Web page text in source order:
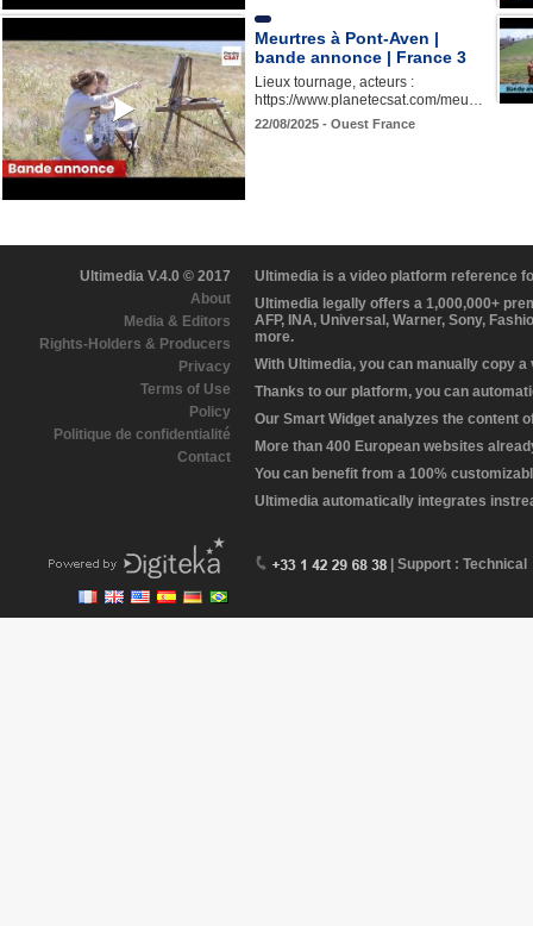
Meurtres à Pont-Aven |
bande annonce | France 3
Lieux tournage, acteurs :
https://www.planetecsat.com/meu…
22/08/2025 - Ouest France
Ultimedia V.4.0 © 2017
About
Media & Editors
Rights-Holders & Producers
Privacy
Terms of Use
Policy
Politique de confidentialité
Contact
Ultimedia is a video platform reference
Ultimedia legally offers a 1,000,000+
AFP, INA, Universal, Warner, Sony,
more.
With Ultimedia, you can manually copy
Thanks to our platform, you can
Our Smart Widget analyzes the content
More than 400 European websites
You can benefit from a 100%
Ultimedia automatically integrates
| Support : Technical